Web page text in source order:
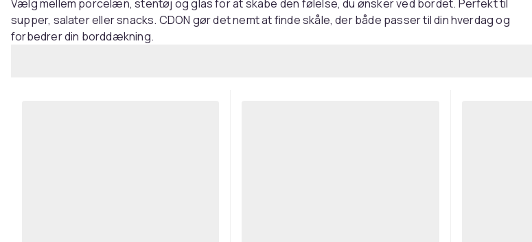
Vælg mellem porcelæn, stentøj og glas for at skabe den følelse, du ønsker ved bordet. Perfekt til
supper, salater eller snacks. CDON gør det nemt at finde skåle, der både passer til din hverdag og
forbedrer din borddækning.